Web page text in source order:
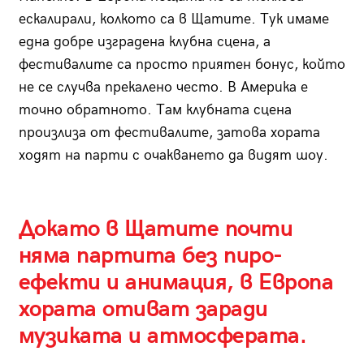
ескалирали, колкото са в Щатите. Тук имаме
една добре изградена клубна сцена, а
фестивалите са просто прия­тен бонус, който
не се случва прекалено често. В Америка е
точно обратното. Там клубната сцена
произлиза от фестивалите, затова хората
ходят на парти с очакването да видят шоу.
Докато в Щатите почти
няма партита без пиро­
ефекти и анимация, в Европа
хората отиват заради
музиката и атмосферата.